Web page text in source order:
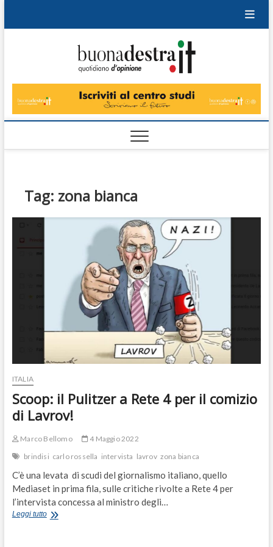
Tag: zona bianca
ITALIA
Scoop: il Pulitzer a Rete 4 per il comizio
di Lavrov!
Marco Bellomo
4 Maggio 2022
brindisi carlo rossella intervista lavrov zona bianca
C’è una levata di scudi del giornalismo italiano, quello
Mediaset in prima fila, sulle critiche rivolte a Rete 4 per
l’intervista concessa al ministro degli…
Leggi tuttoScoop: